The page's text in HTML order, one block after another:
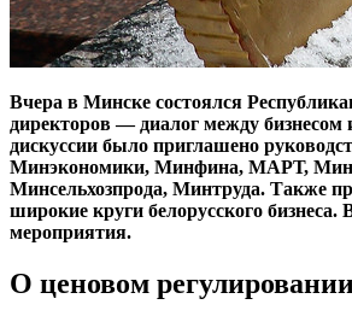
Вчера в Минске состоялся
директоров — диалог между бизнесом
дискуссии было приглашено
Минэкономики, Минфина, МАРТ,
Минсельхозпрода, Минтруда. Также
широкие круги белорусского бизнеса.
мероприятия.
О ценовом